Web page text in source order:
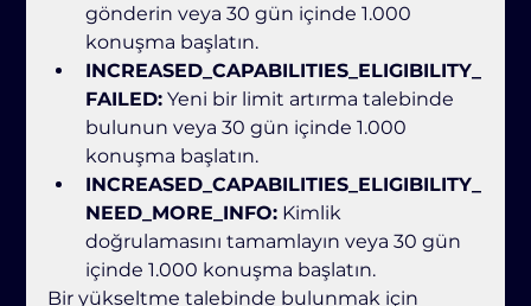
gönderin veya 30 gün içinde 1.000
konuşma başlatın.
INCREASED_CAPABILITIES_ELIGIBILITY_
FAILED: Yeni bir limit artırma talebinde
bulunun veya 30 gün içinde 1.000
konuşma başlatın.
INCREASED_CAPABILITIES_ELIGIBILITY_
NEED_MORE_INFO: Kimlik
doğrulamasını tamamlayın veya 30 gün
içinde 1.000 konuşma başlatın.
Bir yükseltme talebinde bulunmak için